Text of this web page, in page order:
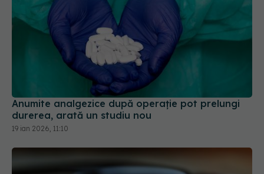
Anumite analgezice după operație pot prelungi
durerea, arată un studiu nou